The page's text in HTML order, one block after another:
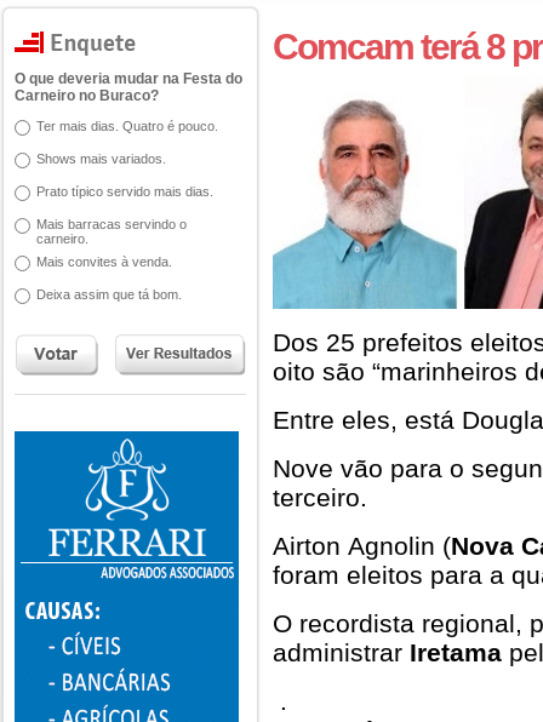
O que deveria mudar na Festa do
Carneiro no Buraco?
Ter mais dias. Quatro é pouco.
Shows mais variados.
Prato típico servido mais dias.
Mais barracas servindo o
carneiro.
Mais convites à venda.
Deixa assim que tá bom.
Comcam terá 8
Dos 25 prefeitos
oito são “marinheiros
Entre eles, está
Nove vão para o
terceiro.
Airton Agnolin (Nova
foram eleitos para a
O recordista regional,
administrar Iretama